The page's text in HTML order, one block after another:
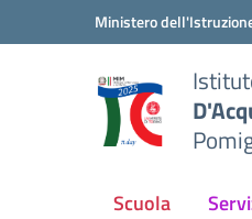
Vai ai contenuti
Vai al menu di navigazione
Ministero
Scuola